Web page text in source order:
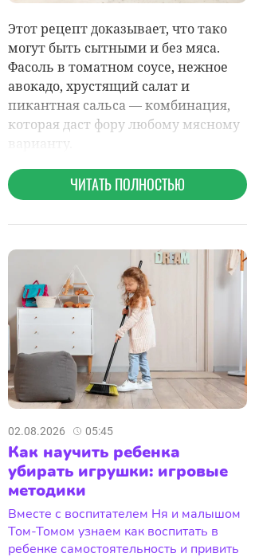
02.08.2026 05:45
Как научить ребенка
убирать игрушки: игровые
методики
Вместе с воспитателем Ня и малышом
Том-Томом узнаем как воспитать в
ребенке самостоятельность и привить